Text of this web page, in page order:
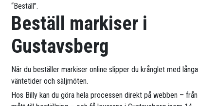
“Beställ”.
Beställ markiser i
Gustavsberg
När du beställer markiser online slipper du krånglet med långa
väntetider och säljmöten.
Hos Billy kan du göra hela processen direkt på webben – från